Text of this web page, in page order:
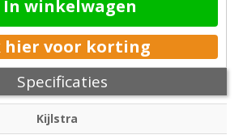
In winkelwagen
hier voor korting
Specificaties
Kijlstra